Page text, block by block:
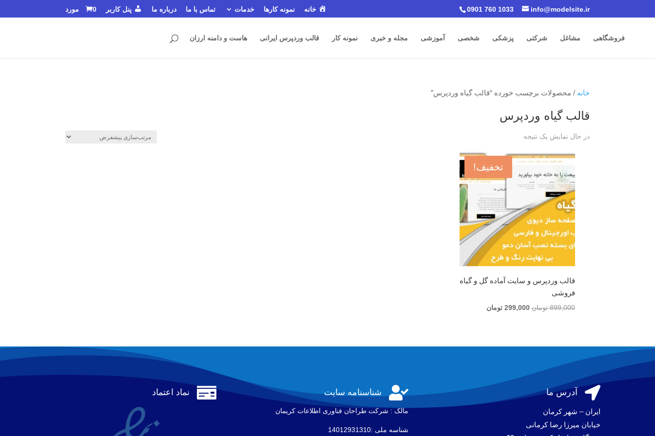
0901 760 1033 info@modelsite.ir خانه نمونه کارها خدمات تماس با ما درباره ما پنل کاربر 0 مورد
فروشگاهی مشاغل شرکتی پزشکی شخصی آموزشی مجله و خبری نمونه کار قالب وردپرس ایرانی هاست و دامنه ارزان
خانه / محصولات برچسب خورده “قالب گیاه وردپرس”
قالب گیاه وردپرس
در حال نمایش یک نتیجه
تخفیف!
قالب وردپرس و سایت آماده گل و گیاه
فروشی
899,000 تومان قیمت
299,000 تومان
 نماد اعتماد  شناسنامه سایت
مالک : شرکت طراحان فناوری اطلاعات كريمان
شناسه ملی :14012931310
 آدرس ما
ایران – شهر کرمان
خیابان میرزا رضا کرمانی